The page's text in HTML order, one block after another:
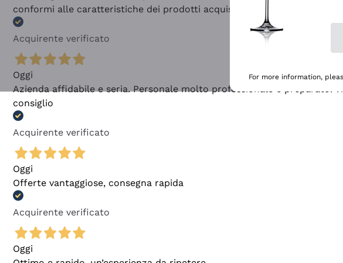
conformi alle caratteristiche dei prodotti acquistati
Acquirente verificato
Oggi
Azienda affidabile e seria. Personale molto professionale e
consiglio
Acquirente verificato
Oggi
Offerte vantaggiose, consegna rapida
Acquirente verificato
Oggi
For more information,